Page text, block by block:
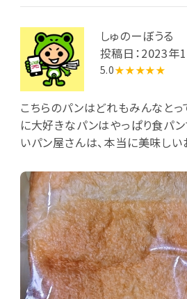
しゅのーぼうる
投稿日：2023年
5.0★★★★★
こちらのパンはどれもみんなとっ
に大好きなパンはやっぱり食パ
いパン屋さんは、本当に美味しい